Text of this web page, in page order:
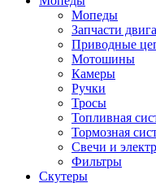
Мопеды
Запчасти
Приводные
Мотошины
Камеры
Ручки
Тросы
Топливная
Тормозная
Свечи и
Фильтры
Cкутеры